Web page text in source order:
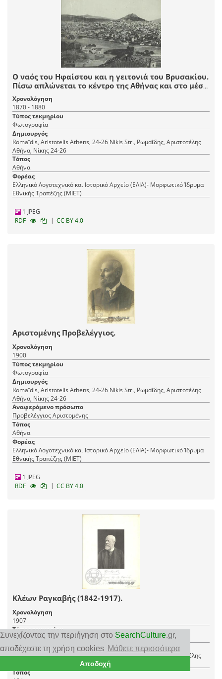
Συνεχίζοντας την περιήγηση στο SearchCulture.gr,
αποδέχεστε τη χρήση cookies Μάθετε περισσότερα
Αποδοχή
Ο ναός του Ηφαίστου και η γειτονιά του Βρυσακίου.
Πίσω απλώνεται το κέντρο της Αθήνας και στο μέσο
της εικόνας διακρίνεται το Πανεπιστήμιο Αθηνών.
Χρονολόγηση
1870 - 1880
Τύπος τεκμηρίου
Φωτογραφία
Δημιουργός
Romaїdis, Aristotelis Athens, 24-26 Nikis Str., Ρωμαΐδης, Αριστοτέλης
Αθήνα, Νίκης 24-26
Τόπος
Αθήνα
Φορέας
Ελληνικό Λογοτεχνικό και Ιστορικό Αρχείο (ΕΛΙΑ)- Μορφωτικό Ίδρυμα
Εθνικής Τραπέζης (ΜΙΕΤ)
1 JPEG
RDF
| CC BY 4.0
Αριστομένης Προβελέγγιος.
Χρονολόγηση
1900
Τύπος τεκμηρίου
Φωτογραφία
Δημιουργός
Romaїdis, Aristotelis Athens, 24-26 Nikis Str., Ρωμαΐδης, Αριστοτέλης
Αθήνα, Νίκης 24-26
Αναφερόμενο πρόσωπο
Προβελέγγιος Αριστομένης
Τόπος
Αθήνα
Φορέας
Ελληνικό Λογοτεχνικό και Ιστορικό Αρχείο (ΕΛΙΑ)- Μορφωτικό Ίδρυμα
Εθνικής Τραπέζης (ΜΙΕΤ)
1 JPEG
RDF
| CC BY 4.0
Κλέων Ραγκαβής (1842-1917).
Χρονολόγηση
1907
Τύπος τεκμηρίου
Φωτογραφία
Δημιουργός
Romaїdis, Aristotelis Athens, 24-26 Nikis Str., Ρωμαΐδης, Αριστοτέλης
Τόπος